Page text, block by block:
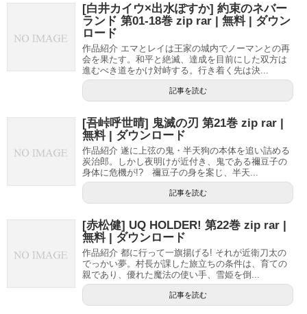
[白井カイウ×出水ぽすか] 約束のネバー
ランド 第01-18巻 zip rar | 無料 | ダウン
ロード
作品紹介 エマとレイは王家の城内でノーマンとの再
会を果たす。和平と絶滅、達成を目前にした双方は
進むべき道をかけ対峙する。行き着く先は決...
記事を読む
[吾峠呼世晴] 鬼滅の刃 第21巻 zip rar |
無料 | ダウンロード
作品紹介 遂に上弦の鬼・半天狗の本体を追い詰める
炭治郎。しかし夜明けが近付き、鬼である禰豆子の
身体に危機が!? 禰豆子の身を案じ、半天...
記事を読む
[赤松健] UQ HOLDER! 第22巻 zip rar |
無料 | ダウンロード
作品紹介 都に行って一旗揚げる! それが近衛刀太の
でっかい夢。村長が課した旅立ちの条件は、育ての
親であり、優れた魔法の使い手、雪姫を倒...
記事を読む